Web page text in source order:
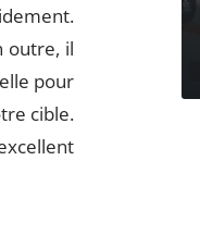
outre, il
pour
cible.